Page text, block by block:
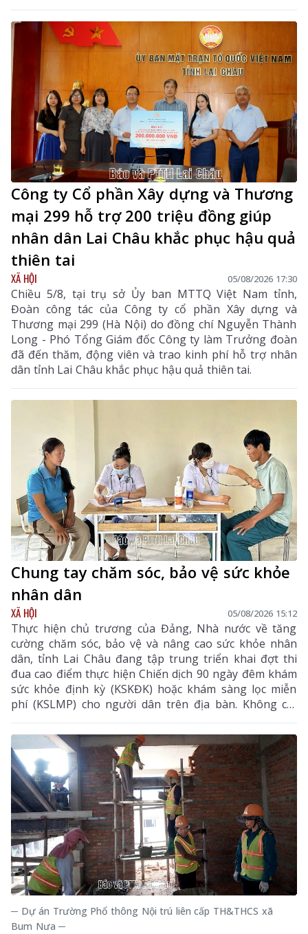
Công ty Cổ phần Xây dựng và Thương
mại 299 hỗ trợ 200 triệu đồng giúp
nhân dân Lai Châu khắc phục hậu quả
thiên tai
XÃ HỘI 05/08/2026 17:30
Chiều 5/8, tại trụ sở Ủy ban MTTQ Việt Nam tỉnh,
Đoàn công tác của Công ty cổ phần Xây dựng và
Thương mại 299 (Hà Nội) do đồng chí Nguyễn Thành
Long - Phó Tổng Giám đốc Công ty làm Trưởng đoàn
đã đến thăm, động viên và trao kinh phí hỗ trợ nhân
dân tỉnh Lai Châu khắc phục hậu quả thiên tai.
Chung tay chăm sóc, bảo vệ sức khỏe
nhân dân
XÃ HỘI 05/08/2026 15:12
Thực hiện chủ trương của Đảng, Nhà nước về tăng
cường chăm sóc, bảo vệ và nâng cao sức khỏe nhân
dân, tỉnh Lai Châu đang tập trung triển khai đợt thi
đua cao điểm thực hiện Chiến dịch 90 ngày đêm khám
sức khỏe định kỳ (KSKĐK) hoặc khám sàng lọc miễn
phí (KSLMP) cho người dân trên địa bàn. Không chỉ
góp phần phát hiện sớm bệnh tật, nâng cao chất
lượng chăm sóc sức khỏe (CSSK) ban đầu, chương
trình còn lan tỏa tinh thần trách nhiệm, y đức và sự
tận tâm của đội ngũ cán bộ y tế, hướng tới mục tiêu
mọi người dân đều được tiếp cận dịch vụ y tế công
bằng, chất lượng và nhân văn.
─ Dự án Trường Phổ thông Nội trú liên cấp TH&THCS xã
Bum Nưa ─